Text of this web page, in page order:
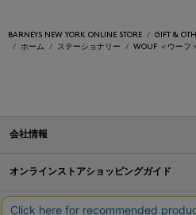
BARNEYS NEW YORK ONLINE STORE GIFT &
ホーム
ステーショナリー WOUF ＜ウーフ
会社情報
オンラインストアショッピングガイド
店舗情報